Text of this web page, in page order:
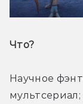
Что?
Научное